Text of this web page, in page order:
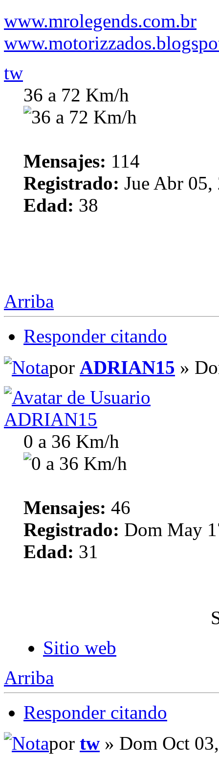
www.mrolegends.com.br
tw
36 a 72 Km/h
Mensajes: 114
Registrado: Jue Abr
Edad: 38
Arriba
Responder citando
por ADRIAN15 »
ADRIAN15
0 a 36 Km/h
Mensajes: 46
Registrado: Dom May
Edad: 31
Sitio web
Arriba
Responder citando
por tw » Dom Oct